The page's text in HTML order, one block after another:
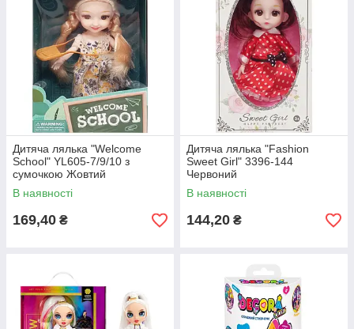
Дитяча лялька "Welcome
School" YL605-7/9/10 з
сумочкою Жовтий
В наявності
169,40 ₴
Дитяча лялька "Fashion
Sweet Girl" 3396-144
Червоний
В наявності
144,20 ₴